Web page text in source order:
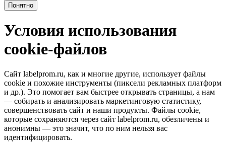
Понятно
Условия использования
cookie-файлов
Сайт labelprom.ru, как и многие другие, использует файлы
cookie и похожие инструменты (пиксели рекламных платформ
и др.). Это помогает вам быстрее открывать страницы, а нам
— собирать и анализировать маркетинговую статистику,
совершенствовать сайт и наши продукты. Файлы сookie,
которые сохраняются через сайт labelprom.ru, обезличены и
анонимны — это значит, что по ним нельзя вас
идентифицировать.